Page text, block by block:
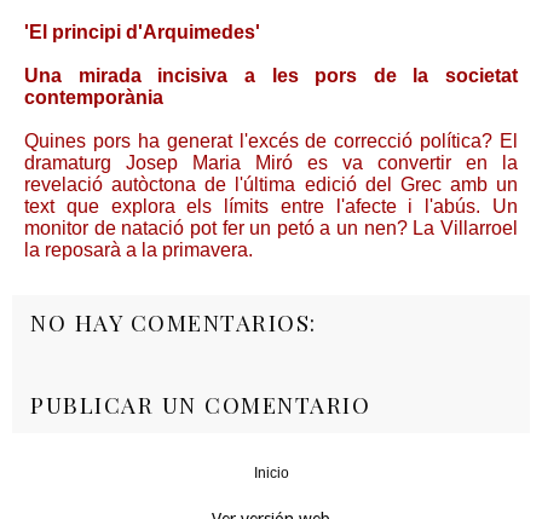
'El principi d'Arquimedes'
Una mirada incisiva a les pors de la societat
contemporània
Quines pors ha generat l'excés de correcció política? El
dramaturg Josep Maria Miró es va convertir en la
revelació autòctona de l'última edició del Grec amb un
text que explora els límits entre l'afecte i l'abús. Un
monitor de natació pot fer un petó a un nen? La Villarroel
la reposarà a la primavera.
NO HAY COMENTARIOS:
PUBLICAR UN COMENTARIO
Inicio